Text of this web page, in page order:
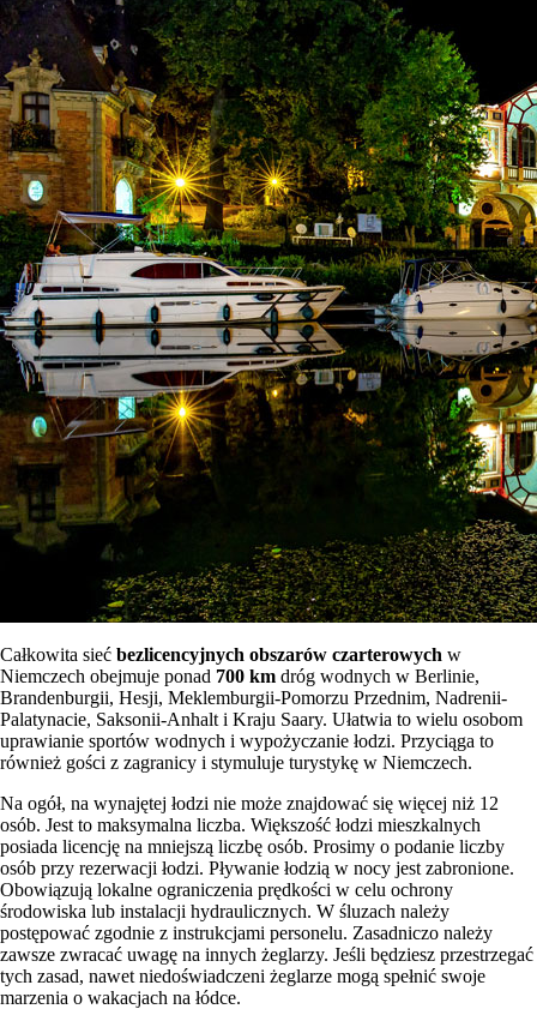
Całkowita sieć bezlicencyjnych obszarów czarterowych w
Niemczech obejmuje ponad 700 km dróg wodnych w Berlinie,
Brandenburgii, Hesji, Meklemburgii-Pomorzu Przednim, Nadrenii-
Palatynacie, Saksonii-Anhalt i Kraju Saary. Ułatwia to wielu osobom
uprawianie sportów wodnych i wypożyczanie łodzi. Przyciąga to
również gości z zagranicy i stymuluje turystykę w Niemczech.
Na ogół, na wynajętej łodzi nie może znajdować się więcej niż 12
osób. Jest to maksymalna liczba. Większość łodzi mieszkalnych
posiada licencję na mniejszą liczbę osób. Prosimy o podanie liczby
osób przy rezerwacji łodzi. Pływanie łodzią w nocy jest zabronione.
Obowiązują lokalne ograniczenia prędkości w celu ochrony
środowiska lub instalacji hydraulicznych. W śluzach należy
postępować zgodnie z instrukcjami personelu. Zasadniczo należy
zawsze zwracać uwagę na innych żeglarzy. Jeśli będziesz przestrzegać
tych zasad, nawet niedoświadczeni żeglarze mogą spełnić swoje
marzenia o wakacjach na łódce.